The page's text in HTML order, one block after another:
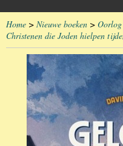
Home > Nieuwe boeken > Oorlog
Christenen die Joden hielpen